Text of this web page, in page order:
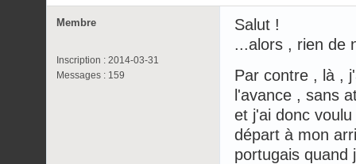
Membre
Inscription : 2014-03-31
Messages : 159
Salut !
...alors , rien de
Par contre , là ,
l'avance , sans
et j'ai donc
départ à mon
portugais quand